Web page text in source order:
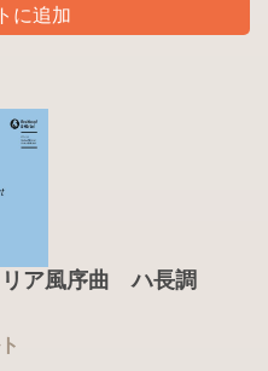
に追加
リア風序曲 ハ長調